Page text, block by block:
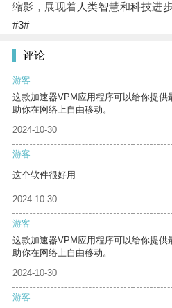
缩影，展现着人类智慧和科技进步
#3#
评论
游客
这款加速器VPM应用程序可以给你提
助你在网络上自由移动。
2024-10-30
游客
这个软件很好用
2024-10-30
游客
这款加速器VPM应用程序可以给你提
助你在网络上自由移动。
2024-10-30
游客